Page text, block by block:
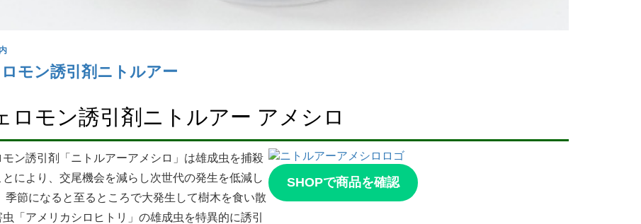
モン誘引剤ニトルアー
ロモン誘引剤ニトルアー アメシロ
モン誘引剤「ニトルアーアメシロ」は雄成虫を捕殺
とにより、交尾機会を減らし次世代の発生を低減し
季節になると至るところで大発生して樹木を食い散
虫「アメリカシロヒトリ」の雄成虫を特異的に誘引
SHOPで商品を確認